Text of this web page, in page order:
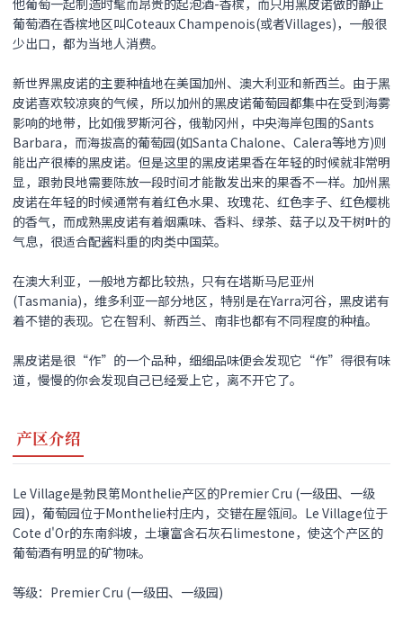
葡萄酒在香槟地区叫Coteaux Champenois(或者Villages)，一般很
少出口，都为当地人消费。
新世界黑皮诺的主要种植地在美国加州、澳大利亚和新西兰。由于黑
皮诺喜欢较凉爽的气候，所以加州的黑皮诺葡萄园都集中在受到海雾
影响的地带，比如俄罗斯河谷，俄勒冈州，中央海岸包围的Sants
Barbara，而海拔高的葡萄园(如Santa Chalone、Calera等地方)则
能出产很棒的黑皮诺。但是这里的黑皮诺果香在年轻的时候就非常明
显，跟勃艮地需要陈放一段时间才能散发出来的果香不一样。加州黑
皮诺在年轻的时候通常有着红色水果、玫瑰花、红色李子、红色樱桃
的香气，而成熟黑皮诺有着烟熏味、香料、绿茶、菇子以及干树叶的
气息，很适合配酱料重的肉类中国菜。
在澳大利亚，一般地方都比较热，只有在塔斯马尼亚州
(Tasmania)，维多利亚一部分地区，特别是在Yarra河谷， 黑皮诺有
着不错的表现。它在智利、新西兰、南非也都有不同程度的种植。
黑皮诺是很“作”的一个品种，细细品味便会发现它“作”得很有味
道，慢慢的你会发现自己已经爱上它，离不开它了。
产区介绍
Le Village是勃艮第Monthelie产区的Premier Cru (一级田、一级
园)，葡萄园位于Monthelie村庄内，交错在屋瓴间。Le Village位于
Cote d'Or的东南斜坡，土壤富含石灰石limestone，使这个产区的
葡萄酒有明显的矿物味。
等级：Premier Cru (一级田、一级园)